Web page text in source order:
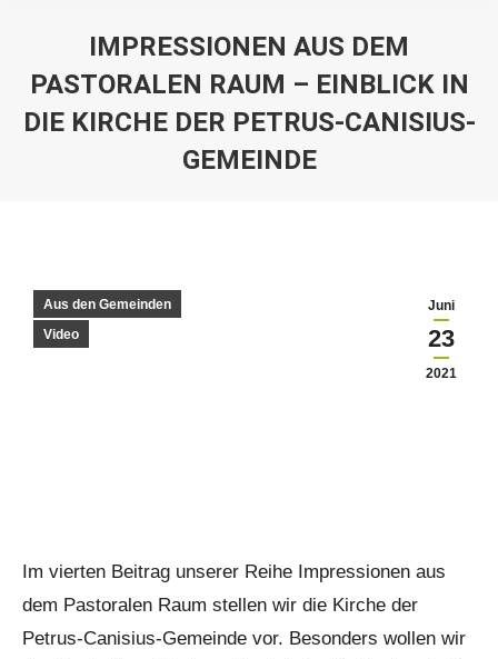
IMPRESSIONEN AUS DEM
PASTORALEN RAUM – EINBLICK IN
DIE KIRCHE DER PETRUS-CANISIUS-
GEMEINDE
Juni
23
2021
Aus den Gemeinden
Video
Im vierten Beitrag unserer Reihe Impressionen aus
dem Pastoralen Raum stellen wir die Kirche der
Petrus-Canisius-Gemeinde vor. Besonders wollen wir